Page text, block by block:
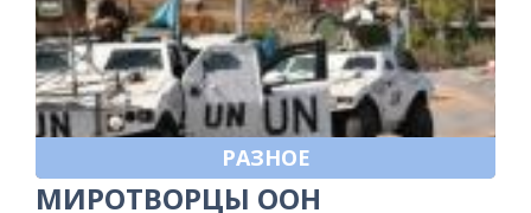
РАЗНОЕ
МИРОТВОРЦЫ ООН